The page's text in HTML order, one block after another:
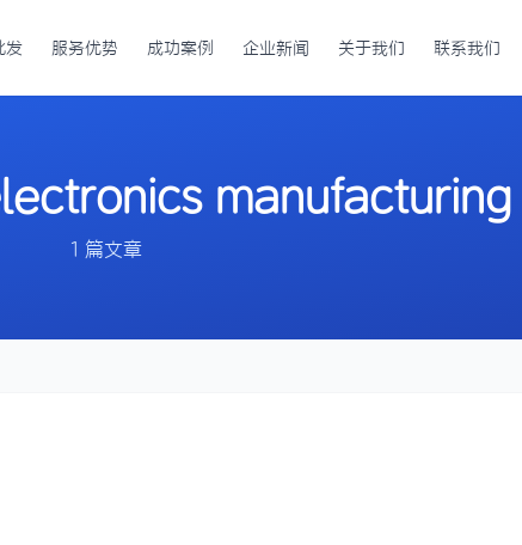
发 服务优势 成功案例 企业新闻 关于我们 联系我们
manufacturing
1 篇文章